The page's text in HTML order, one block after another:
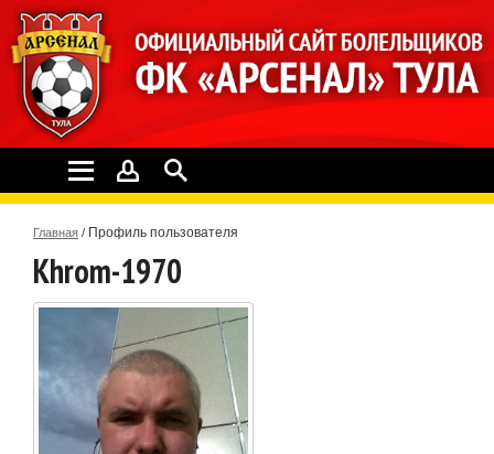
Главная / Профиль пользователя
Khrom-1970